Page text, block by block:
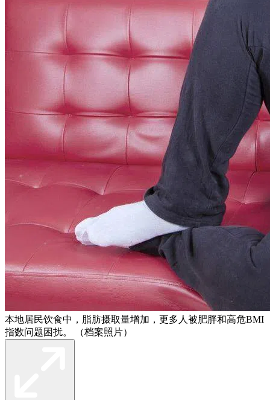
本地居民饮食中，脂肪摄取量增加，更多人被肥胖和高危BMI
指数问题困扰。 （档案照片）